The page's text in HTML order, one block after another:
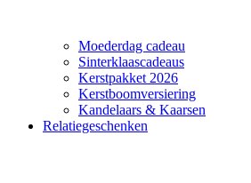
Moederdag cadeau
Sinterklaascadeaus
Kerstpakket 2026
Kerstboomversiering
Kandelaars & Kaarsen
Relatiegeschenken